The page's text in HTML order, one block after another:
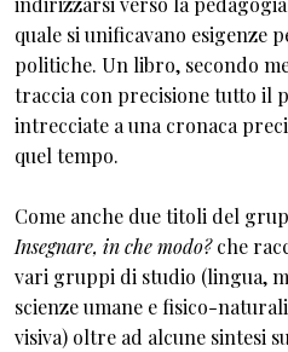
quale si unificavano esigenze
politiche. Un libro, secondo
traccia con precisione tutto il
intrecciate a una cronaca
quel tempo.
Come anche due titoli del
Insegnare, in che modo?che
vari gruppi di studio (lingua,
scienze umane e fisico-
visiva) oltre ad alcune sintesi